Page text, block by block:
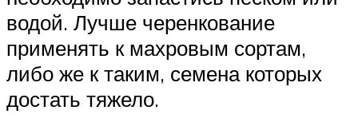
водой. Лучше черенкование
применять к махровым сортам,
либо же к таким, семена которых
достать тяжело.